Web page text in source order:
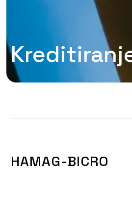
HAMAG-BICRO